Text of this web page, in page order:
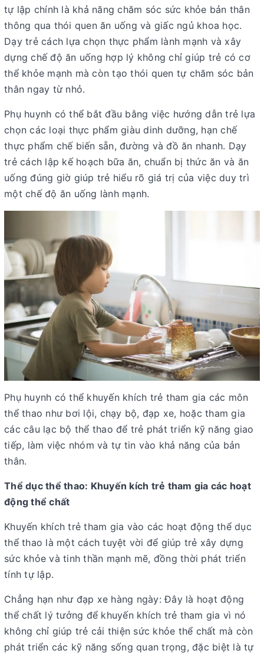
tự lập chính là khả năng chăm sóc sức khỏe bản thân
thông qua thói quen ăn uống và giấc ngủ khoa học.
Dạy trẻ cách lựa chọn thực phẩm lành mạnh và xây
dựng chế độ ăn uống hợp lý không chỉ giúp trẻ có cơ
thể khỏe mạnh mà còn tạo thói quen tự chăm sóc bản
thân ngay từ nhỏ.
Phụ huynh có thể bắt đầu bằng việc hướng dẫn trẻ lựa
chọn các loại thực phẩm giàu dinh dưỡng, hạn chế
thực phẩm chế biến sẵn, đường và đồ ăn nhanh. Dạy
trẻ cách lập kế hoạch bữa ăn, chuẩn bị thức ăn và ăn
uống đúng giờ giúp trẻ hiểu rõ giá trị của việc duy trì
một chế độ ăn uống lành mạnh.
Phụ huynh có thể khuyến khích trẻ tham gia các môn
thể thao như bơi lội, chạy bộ, đạp xe, hoặc tham gia
các câu lạc bộ thể thao để trẻ phát triển kỹ năng giao
tiếp, làm việc nhóm và tự tin vào khả năng của bản
thân.
Thể dục thể thao: Khuyến kích trẻ tham gia các hoạt
động thể chất
Khuyến khích trẻ tham gia vào các hoạt động thể dục
thể thao là một cách tuyệt vời để giúp trẻ xây dựng
sức khỏe và tinh thần mạnh mẽ, đồng thời phát triển
tính tự lập.
Chẳng hạn như đạp xe hàng ngày: Đây là hoạt động
thể chất lý tưởng để khuyến khích trẻ tham gia vì nó
không chỉ giúp trẻ cải thiện sức khỏe thể chất mà còn
phát triển các kỹ năng sống quan trọng, đặc biệt là tự